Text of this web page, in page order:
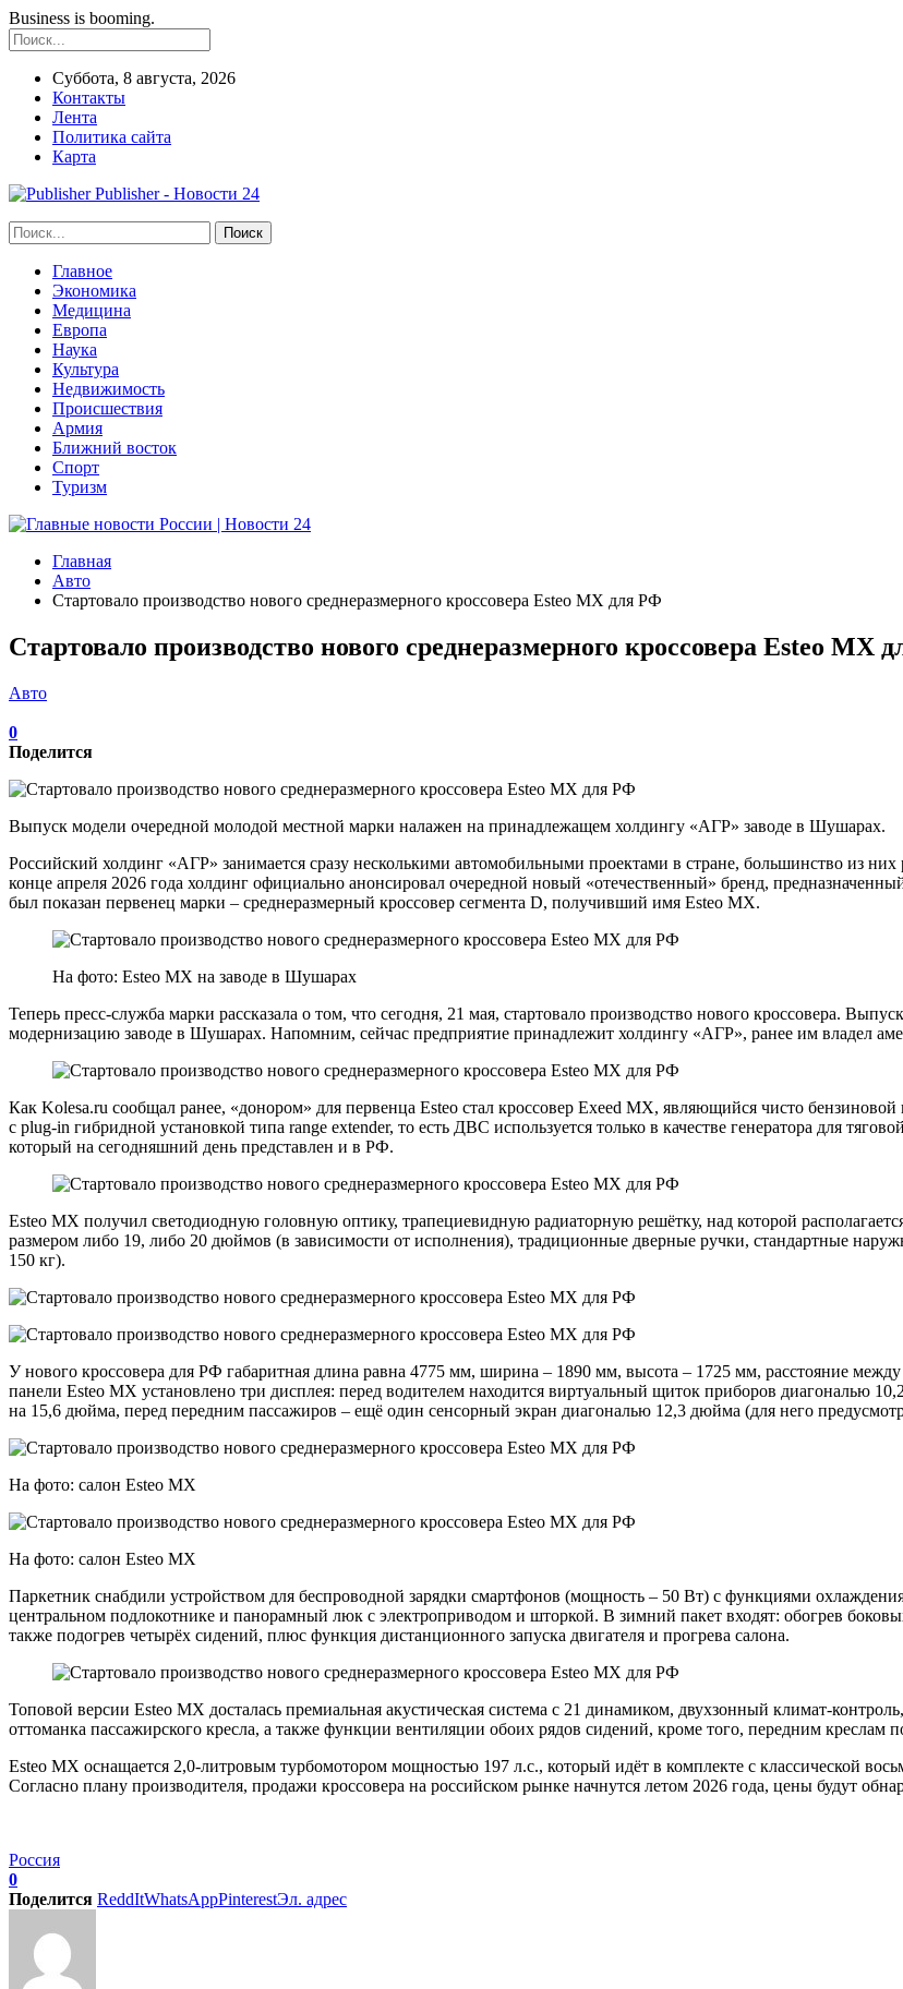
Business is booming.
Суббота, 8 августа, 2026
Контакты
Лента
Политика сайта
Карта
Publisher - Новости 24
Главное
Экономика
Медицина
Европа
Наука
Культура
Недвижимость
Происшествия
Армия
Ближний восток
Спорт
Туризм
Главная
Авто
Стартовало производство нового среднеразмерного кроссовера Esteo MX для РФ
Стартовало производство нового среднеразмерного кроссовера Esteo MX
Авто
0
Поделится
Выпуск модели очередной молодой местной марки налажен на принадлежащем холдингу «АГР» заводе в Шушарах.
Российский холдинг «АГР» занимается сразу несколькими автомобильными проектами в стране, большинство из
конце апреля 2026 года холдинг официально анонсировал очередной новый «отечественный» бренд,
был показан первенец марки – среднеразмерный кроссовер сегмента D, получивший имя Esteo MX.
На фото: Esteo MX на заводе в Шушарах
Теперь пресс-служба марки рассказала о том, что сегодня, 21 мая, стартовало производство нового кроссовера.
модернизацию заводе в Шушарах. Напомним, сейчас предприятие принадлежит холдингу «АГР», ранее им владел
Как Kolesa.ru сообщал ранее, «донором» для первенца Esteo стал кроссовер Exeed MX, являющийся чисто
с plug-in гибридной установкой типа range extender, то есть ДВС используется только в качестве генератора для
который на сегодняшний день представлен и в РФ.
Esteo MX получил светодиодную головную оптику, трапециевидную радиаторную решётку, над которой
размером либо 19, либо 20 дюймов (в зависимости от исполнения), традиционные дверные ручки, стандартные
150 кг).
У нового кроссовера для РФ габаритная длина равна 4775 мм, ширина – 1890 мм, высота – 1725 мм, расстояние
панели Esteo MX установлено три дисплея: перед водителем находится виртуальный щиток приборов диагональю
на 15,6 дюйма, перед передним пассажиров – ещё один сенсорный экран диагональю 12,3 дюйма (для него
На фото: салон Esteo MX
На фото: салон Esteo MX
Паркетник снабдили устройством для беспроводной зарядки смартфонов (мощность – 50 Вт) с функциями
центральном подлокотнике и панорамный люк с электроприводом и шторкой. В зимний пакет входят: обогрев
также подогрев четырёх сидений, плюс функция дистанционного запуска двигателя и прогрева салона.
Топовой версии Esteo MX досталась премиальная акустическая система с 21 динамиком, двухзонный климат-
оттоманка пассажирского кресла, а также функции вентиляции обоих рядов сидений, кроме того, передним креслам
Esteo MX оснащается 2,0-литровым турбомотором мощностью 197 л.с., который идёт в комплекте с классической
Согласно плану производителя, продажи кроссовера на российском рынке начнутся летом 2026 года, цены будут
Россия
0
Поделится ReddItWhatsAppPinterestЭл. адрес